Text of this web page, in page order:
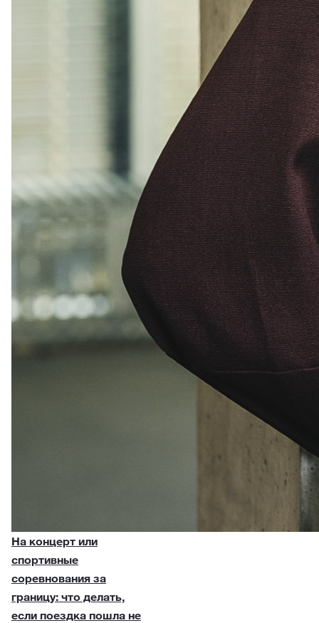
На концерт или
спортивные
соревнования за
границу: что делать,
если поездка пошла не